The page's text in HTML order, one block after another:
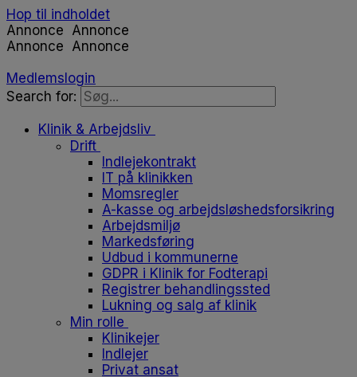
Hop til indholdet
Annonce Annonce
Annonce Annonce
Medlemslogin
Search for:
Klinik & Arbejdsliv
Drift
Indlejekontrakt
IT på klinikken
Momsregler
A-kasse og arbejdsløshedsforsikring
Arbejdsmiljø
Markedsføring
Udbud i kommunerne
GDPR i Klinik for Fodterapi
Registrer behandlingssted
Lukning og salg af klinik
Min rolle
Klinikejer
Indlejer
Privat ansat